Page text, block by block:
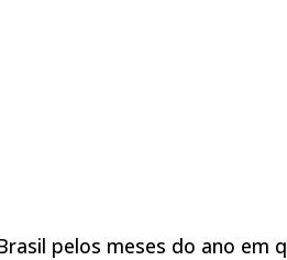
pelos meses do ano em